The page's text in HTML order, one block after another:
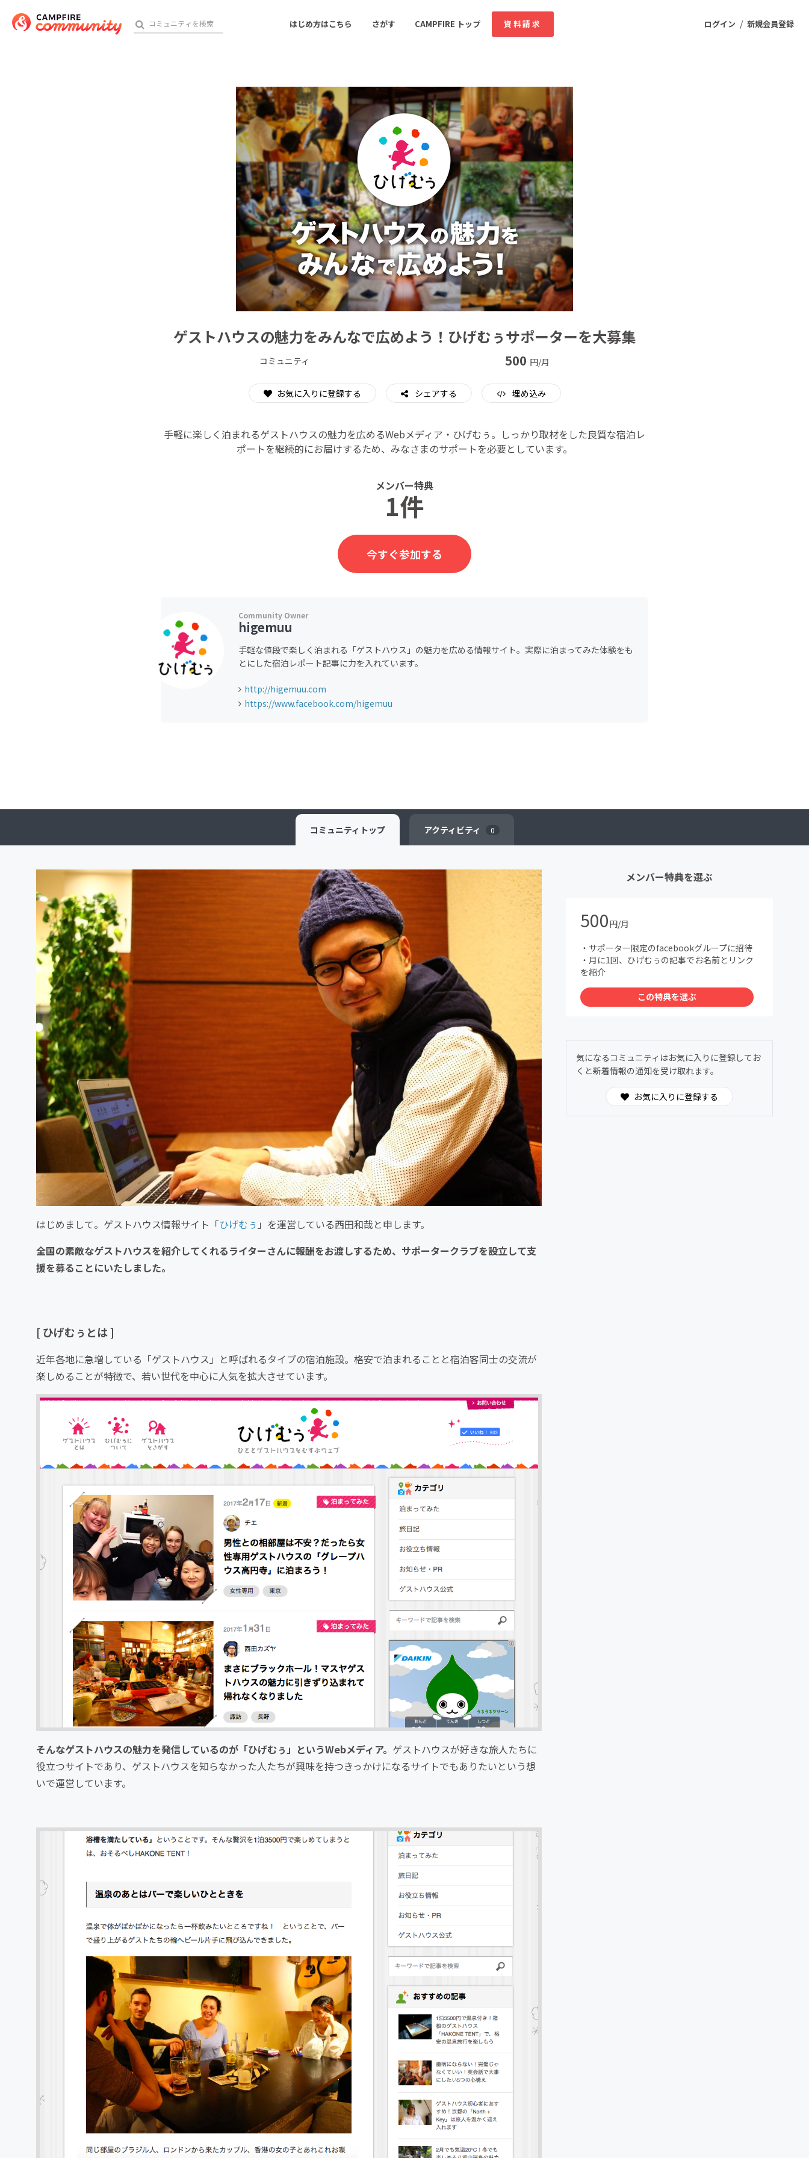
ログイン / 新規会員登録
はじめ方はこちら さがす CAMPFIRE トップ 資料請求
おすすめのコミュニティ 人気のコミュニティ 新着のコミュニティ
音楽 舞台・パフォーマンス
ゲーム・サービス開発 フード・飲食店
書籍・雑誌出版 アニメ・漫画
ソーシャルグッド ビューティー・ヘルスケア
CAMPFIRE for Social Good CAMPFIRE Creation
ゲストハウスの魅力をみんなで広めよう！ひげむぅサポーターを大募集
コミュニティ 500 円/月
お気に入りに登録する シェアする 埋め込み
手軽に楽しく泊まれるゲストハウスの魅力を広めるWebメディア・ひげむぅ。しっかり取材をした良質な宿泊レ
ポートを継続的にお届けするため、みなさまのサポートを必要としています。
メンバー特典
1件
今すぐ参加する
higemuu
手軽な値段で楽しく泊まれる「ゲストハウス」の魅力を広める情報サイト。実際に泊まってみた体験をも
とにした宿泊レポート記事に力を入れています。
http://higemuu.com
https://www.facebook.com/higemuu
コミュニティ トップ アクティビティ 0
はじめまして。ゲストハウス情報サイト「ひげむぅ 」を運営している西田和哉と申します。
全国の素敵なゲストハウスを紹介してくれるライターさんに報酬をお渡しするため、サポータークラブを設立して支
援を募ることにいたしました。
[ ひげむぅとは ]
近年各地に急増している「ゲストハウス」と呼ばれるタイプの宿泊施設。格安で泊まれることと宿泊客同士の交流が
楽しめることが特徴で、若い世代を中心に人気を拡大させています。
そんなゲストハウスの魅力を発信しているのが「ひげむぅ」というWebメディア。 ゲストハウスが好きな旅人たちに
役立つサイトであり、ゲストハウスを知らなかった人たちが興味を持つきっかけになるサイトでもありたいという想
いで運営しています。
メンバー特典を選ぶ
500円/月
・サポーター限定のfacebookグループに招待
・月に1回、ひげむぅの記事でお名前とリンク
を紹介
この特典を選ぶ
気になるコミュニティはお気に入りに登録してお
くと新着情報の通知を受け取れます。
お気に入りに登録する